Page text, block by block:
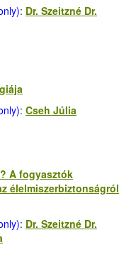
: Dr. Szeitzné Dr.
: Cseh Júlia
A fogyasztók
élelmiszerbiztonságról
: Dr. Szeitzné Dr.